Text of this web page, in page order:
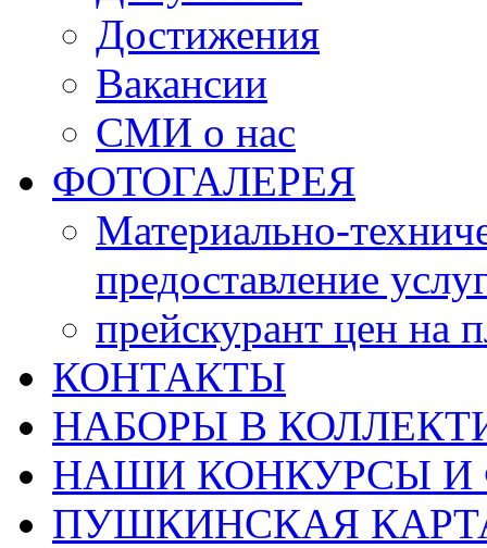
Достижения
Вакансии
СМИ о нас
ФОТОГАЛЕРЕЯ
Материально-
предоставление
прейскурант цен на
КОНТАКТЫ
НАБОРЫ В
НАШИ КОНКУРСЫ И
ПУШКИНСКАЯ